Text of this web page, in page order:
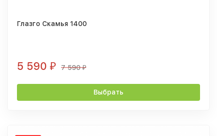
Глазго Скамья 1400
5 590 ₽ 7 590₽
Выбрать